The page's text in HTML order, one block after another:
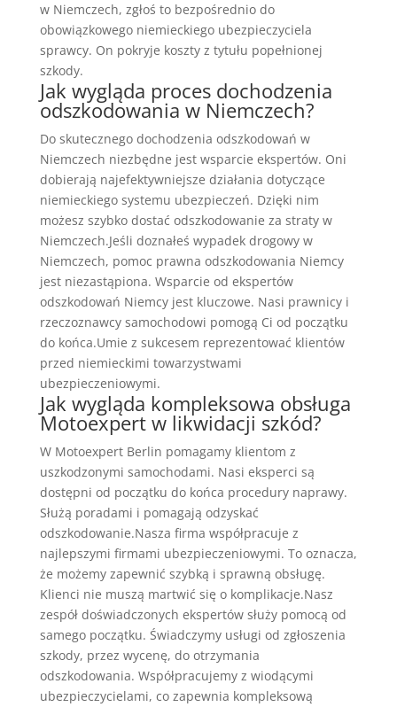
w Niemczech, zgłoś to bezpośrednio do
obowiązkowego niemieckiego ubezpieczyciela
sprawcy. On pokryje koszty z tytułu popełnionej
szkody.
Jak wygląda proces dochodzenia
odszkodowania w Niemczech?
Do skutecznego dochodzenia odszkodowań w
Niemczech niezbędne jest wsparcie ekspertów. Oni
dobierają najefektywniejsze działania dotyczące
niemieckiego systemu ubezpieczeń. Dzięki nim
możesz szybko dostać odszkodowanie za straty w
Niemczech.Jeśli doznałeś wypadek drogowy w
Niemczech, pomoc prawna odszkodowania Niemcy
jest niezastąpiona. Wsparcie od ekspertów
odszkodowań Niemcy jest kluczowe. Nasi prawnicy i
rzeczoznawcy samochodowi pomogą Ci od początku
do końca.Umie z sukcesem reprezentować klientów
przed niemieckimi towarzystwami
ubezpieczeniowymi.
Jak wygląda kompleksowa obsługa
Motoexpert w likwidacji szkód?
W Motoexpert Berlin pomagamy klientom z
uszkodzonymi samochodami. Nasi eksperci są
dostępni od początku do końca procedury naprawy.
Służą poradami i pomagają odzyskać
odszkodowanie.Nasza firma współpracuje z
najlepszymi firmami ubezpieczeniowymi. To oznacza,
że możemy zapewnić szybką i sprawną obsługę.
Klienci nie muszą martwić się o komplikacje.Nasz
zespół doświadczonych ekspertów służy pomocą od
samego początku. Świadczymy usługi od zgłoszenia
szkody, przez wycenę, do otrzymania
odszkodowania. Współpracujemy z wiodącymi
ubezpieczycielami, co zapewnia kompleksową